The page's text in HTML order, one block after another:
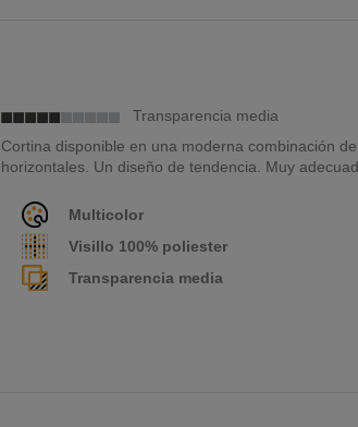
Transparencia media
Cortina disponible en una moderna combinación
horizontales. Un diseño de tendencia. Muy
Multicolor
Visillo 100% poliester
Transparencia media